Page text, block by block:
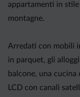
appartamenti in
montagne.
Arredati con mobili
in parquet, gli
balcone, una cucina
LCD con canali